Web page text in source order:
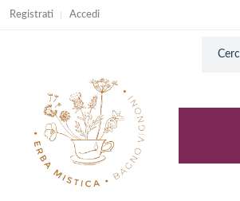
Registrati Accedi